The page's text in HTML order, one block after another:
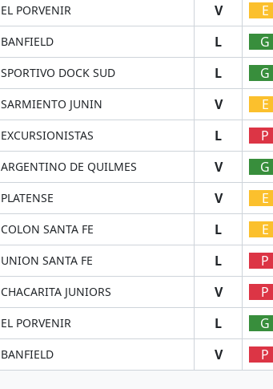
EL PORVENIR V E
BANFIELD L G
SPORTIVO DOCK SUD L G
SARMIENTO JUNIN V E
EXCURSIONISTAS L P
ARGENTINO DE QUILMES V G
PLATENSE V E
COLON SANTA FE L E
UNION SANTA FE L P
CHACARITA JUNIORS V P
EL PORVENIR L G
BANFIELD V P